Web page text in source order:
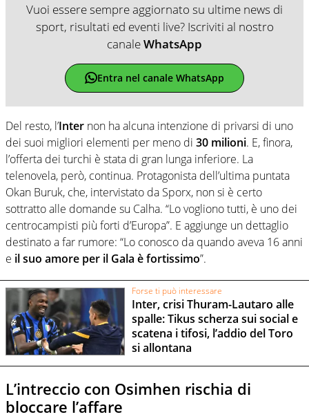
Vuoi essere sempre aggiornato su ultime news di
sport, risultati ed eventi live? Iscriviti al nostro
canaleWhatsApp
Entra nel canale WhatsApp
Del resto, l’Inter non ha alcuna intenzione di privarsi di uno
dei suoi migliori elementi per meno di 30 milioni. E, finora,
l’offerta dei turchi è stata di gran lunga inferiore. La
telenovela, però, continua. Protagonista dell’ultima puntata
Okan Buruk, che, intervistato da Sporx, non si è certo
sottratto alle domande su Calha. “Lo vogliono tutti, è uno dei
centrocampisti più forti d’Europa”. E aggiunge un dettaglio
destinato a far rumore: “Lo conosco da quando aveva 16 anni
e il suo amore per il Gala è fortissimo”.
Forse ti può interessare
Inter, crisi Thuram-Lautaro alle
spalle: Tikus scherza sui social e
scatena i tifosi, l’addio del Toro
si allontana
L’intreccio con Osimhen rischia di
bloccare l’affare